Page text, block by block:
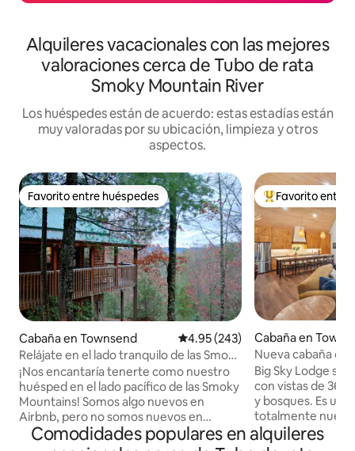
Alquileres vacacionales con las mejores
valoraciones cerca de Tubo de rata
Smoky Mountain River
Los huéspedes están de acuerdo: estas estadías están
muy valoradas por su ubicación, limpieza y otros
aspectos.
Favorito entre huéspedes
Favorito entre huéspedes
Cabaña en Townsend Calificación promedio: 4.95 de
4.95 (243)
Relájate en el lado tranquilo de las Smoky
Mountains
¡Nos encantaría tenerte como nuestro
huésped en el lado pacífico de las Smoky
Mountains! Somos algo nuevos en
Airbnb, pero no somos nuevos en
ofrecer estancias maravillosas en
nuestro alojamiento en Townsend.
Favorito entre
Favorito entre
Cabaña en
Nueva cabaña
360 grados en 3,3
Big Sky Lodge se
con vistas de 360
y bosques. Es
totalmente
tranquilos para
prestado
Comodidades populares en alquileres